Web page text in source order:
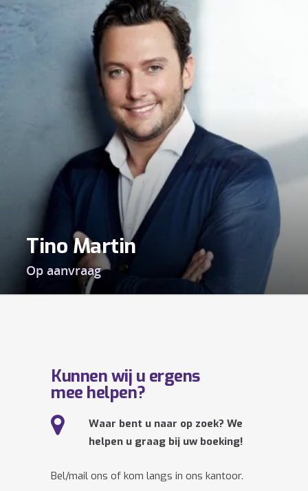
Tino Martin
Op aanvraag
Kunnen wij u ergens
mee helpen?
Waar bent u naar op zoek? We
helpen u graag bij uw boeking!
Bel/mail ons of kom langs in ons kantoor.